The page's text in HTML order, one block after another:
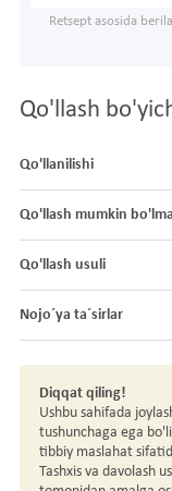
Retsept asosida
Qo'llash
Qo'llanilishi
Qo'llash mumkin
Qo'llash usuli
Nojo´ya ta´sirlar
Diqqat qiling!
Ushbu sahifada
tushunchaga ega
tibbiy maslahat
Tashxis va davolash